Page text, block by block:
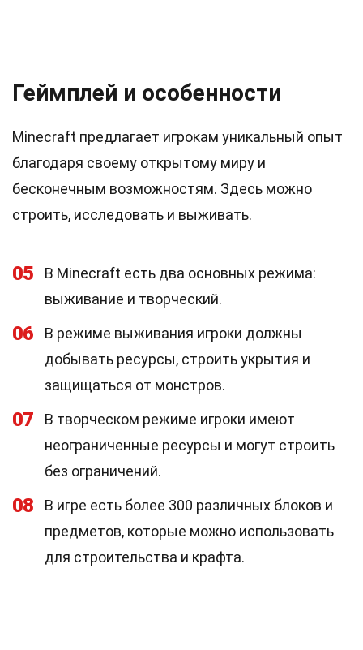
Геймплей и особенности
Minecraft предлагает игрокам уникальный опыт
благодаря своему открытому миру и
бесконечным возможностям. Здесь можно
строить, исследовать и выживать.
05
В Minecraft есть два основных режима:
выживание и творческий.
06
В режиме выживания игроки должны
добывать ресурсы, строить укрытия и
защищаться от монстров.
07
В творческом режиме игроки имеют
неограниченные ресурсы и могут строить
без ограничений.
08
В игре есть более 300 различных блоков и
предметов, которые можно использовать
для строительства и крафта.